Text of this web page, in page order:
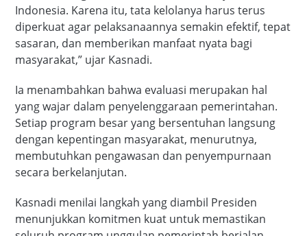
Indonesia. Karena itu, tata kelolanya harus terus
diperkuat agar pelaksanaannya semakin efektif, tepat
sasaran, dan memberikan manfaat nyata bagi
masyarakat,” ujar Kasnadi.
Ia menambahkan bahwa evaluasi merupakan hal
yang wajar dalam penyelenggaraan pemerintahan.
Setiap program besar yang bersentuhan langsung
dengan kepentingan masyarakat, menurutnya,
membutuhkan pengawasan dan penyempurnaan
secara berkelanjutan.
Kasnadi menilai langkah yang diambil Presiden
menunjukkan komitmen kuat untuk memastikan